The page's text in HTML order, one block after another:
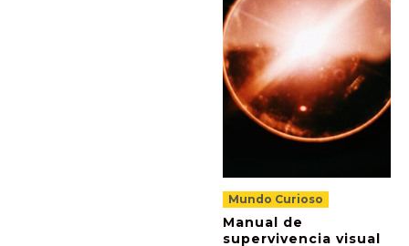
Mundo Curioso
Manual de
supervivencia visual